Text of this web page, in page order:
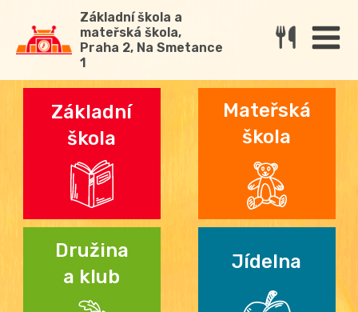
Základní škola a
mateřská škola,
Praha 2, Na Smetance
1
Základní
škola
Mateřská
škola
Družina
a klub
Jídelna